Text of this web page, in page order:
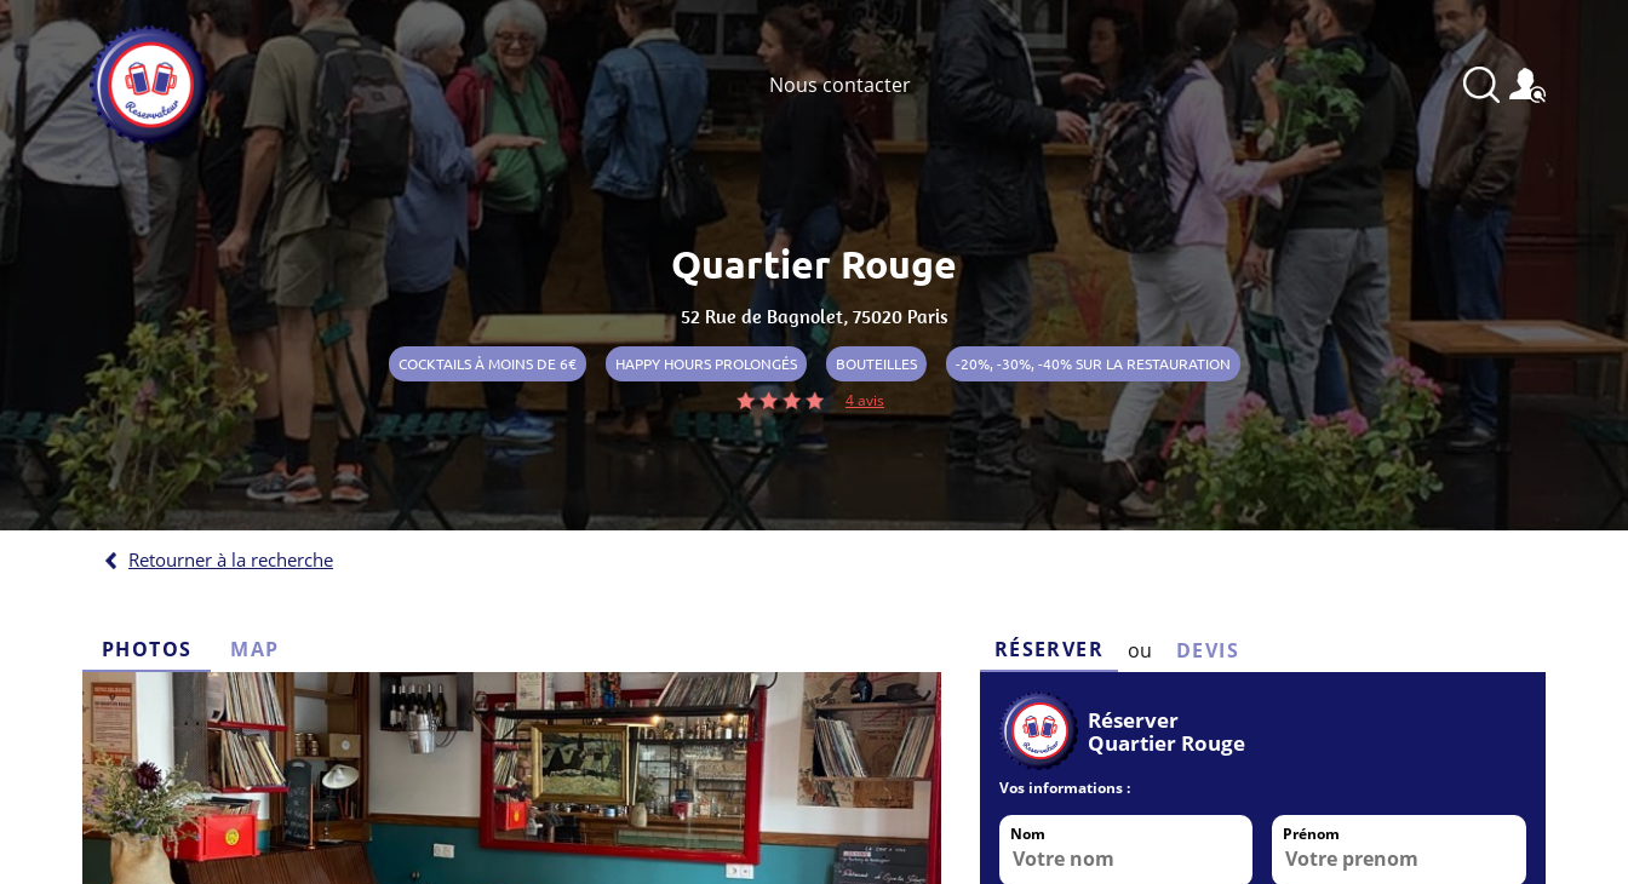
Nous contacter
Quartier Rouge
52 Rue de Bagnolet, 75020 Paris
COCKTAILS À MOINS DE 6€ HAPPY HOURS PROLONGÉS BOUTEILLES -20%, -30%, -40% SUR LA RESTAURATION
4 avis
Retourner à la recherche
PHOTOS MAP RÉSERVER ou DEVIS
Réserver
Quartier Rouge
Vos informations :
Nom Prénom